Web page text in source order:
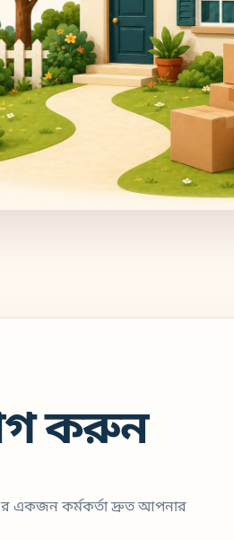
করুন
একজন কর্মকর্তা দ্রুত আপনার